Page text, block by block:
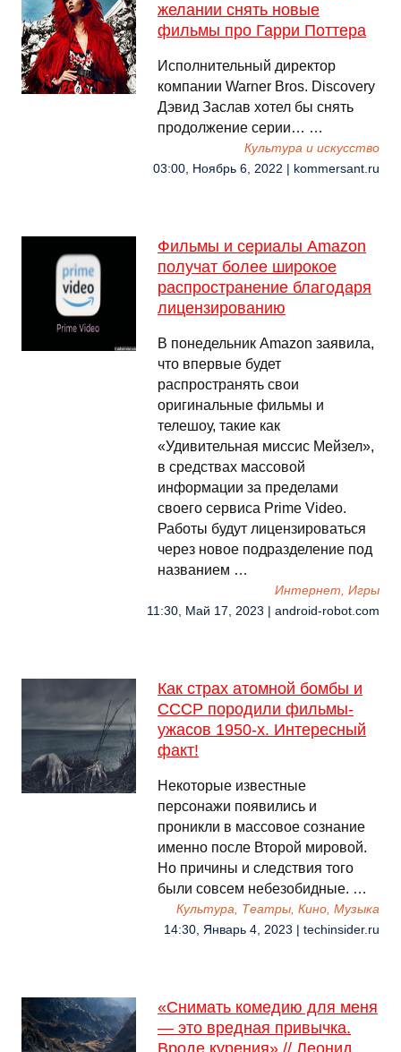
желании снять новые
фильмы про Гарри Поттера
Исполнительный директор
компании Warner Bros. Discovery
Дэвид Заслав хотел бы снять
продолжение серии… …
Культура и искусство
03:00, Ноябрь 6, 2022 | kommersant.ru
Фильмы и сериалы Amazon
получат более широкое
распространение благодаря
лицензированию
В понедельник Amazon заявила,
что впервые будет
распространять свои
оригинальные фильмы и
телешоу, такие как
«Удивительная миссис Мейзел»,
в средствах массовой
информации за пределами
своего сервиса Prime Video.
Работы будут лицензироваться
через новое подразделение под
названием …
Интернет, Игры
11:30, Май 17, 2023 | android-robot.com
Как страх атомной бомбы и
СССР породили фильмы-
ужасов 1950-х. Интересный
факт!
Некоторые известные
персонажи появились и
проникли в массовое сознание
именно после Второй мировой.
Но причины и следствия того
были совсем небезобидные. …
Культура, Театры, Кино, Музыка
14:30, Январь 4, 2023 | techinsider.ru
«Снимать комедию для меня
— это вредная привычка.
Вроде курения» // Леонид